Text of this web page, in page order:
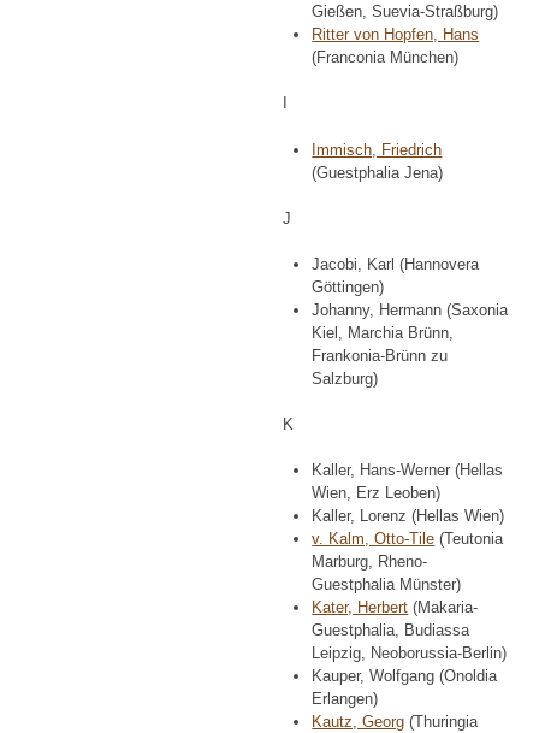
Gießen, Suevia-Straßburg)
Ritter von Hopfen, Hans
(Franconia München)
Immisch, Friedrich
(Guestphalia Jena)
J
Jacobi, Karl (Hannovera
Göttingen)
Johanny, Hermann (Saxonia
Kiel, Marchia Brünn,
Frankonia-Brünn zu
Salzburg)
K
Kaller, Hans-Werner (Hellas
Wien, Erz Leoben)
Kaller, Lorenz (Hellas Wien)
v. Kalm, Otto-Tile (Teutonia
Marburg, Rheno-
Guestphalia Münster)
Kater, Herbert (Makaria-
Guestphalia, Budiassa
Leipzig, Neoborussia-Berlin)
Kauper, Wolfgang (Onoldia
Erlangen)
Kautz, Georg (Thuringia